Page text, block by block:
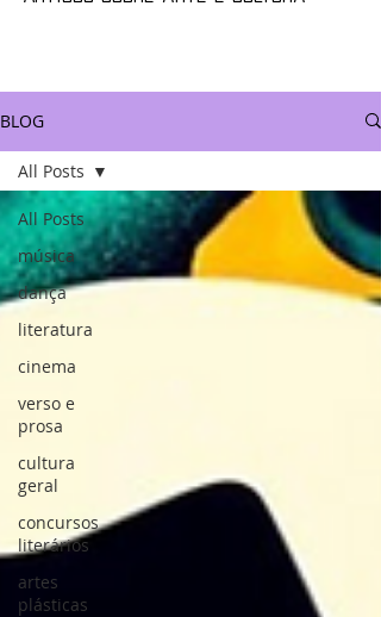
BLOG
All Posts
música
dança
literatura
cinema
verso e
prosa
cultura
geral
concursos
literários
artes
plásticas
All Posts